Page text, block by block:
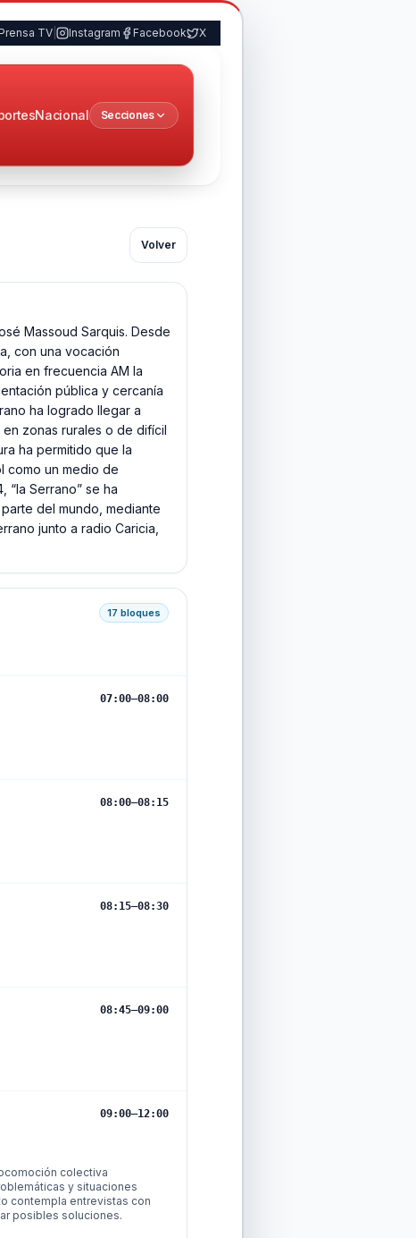
TV | Instagram Facebook X
Nacional Secciones
Volver
Massoud Sarquis. Desde
con una vocación
en frecuencia AM la
pública y cercanía
ha logrado llegar a
zonas rurales o de difícil
ha permitido que la
como un medio de
Serrano” se ha
del mundo, mediante
junto a radio Caricia,
17 bloques
07:00–08:00
08:00–08:15
08:15–08:30
08:45–09:00
09:00–12:00
colectiva
y situaciones
contempla entrevistas con
posibles soluciones.